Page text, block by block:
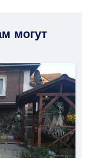
могут